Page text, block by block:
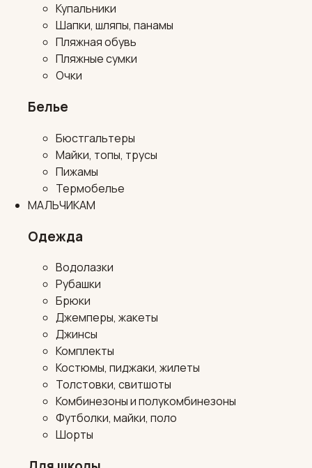
Купальники
Шапки, шляпы, панамы
Пляжная обувь
Пляжные сумки
Очки
Белье
Бюстгальтеры
Майки, топы, трусы
Пижамы
Термобелье
МАЛЬЧИКАМ
Одежда
Водолазки
Рубашки
Брюки
Джемперы, жакеты
Джинсы
Комплекты
Костюмы, пиджаки, жилеты
Толстовки, свитшоты
Комбинезоны и полукомбинезоны
Футболки, майки, поло
Шорты